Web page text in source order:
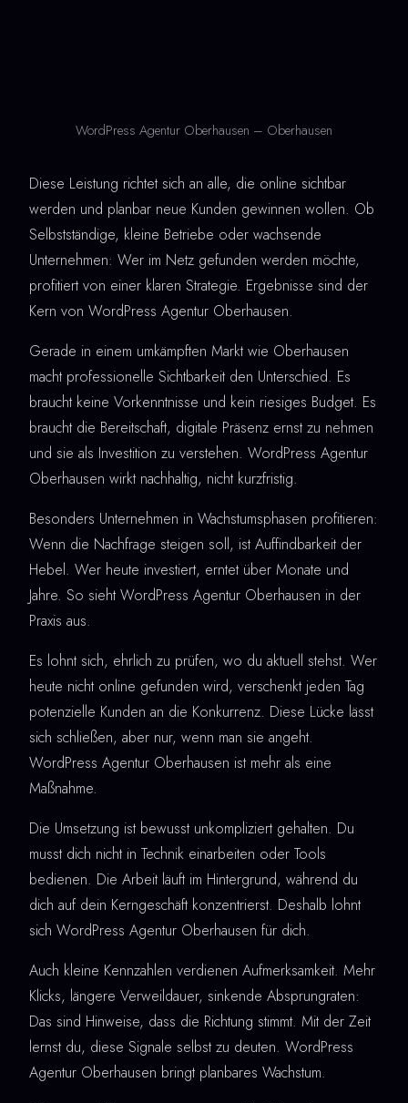
WordPress Agentur Oberhausen – Oberhausen
Diese Leistung richtet sich an alle, die online sichtbar
werden und planbar neue Kunden gewinnen wollen. Ob
Selbstständige, kleine Betriebe oder wachsende
Unternehmen: Wer im Netz gefunden werden möchte,
profitiert von einer klaren Strategie. Ergebnisse sind der
Kern von WordPress Agentur Oberhausen.
Gerade in einem umkämpften Markt wie Oberhausen
macht professionelle Sichtbarkeit den Unterschied. Es
braucht keine Vorkenntnisse und kein riesiges Budget. Es
braucht die Bereitschaft, digitale Präsenz ernst zu nehmen
und sie als Investition zu verstehen. WordPress Agentur
Oberhausen wirkt nachhaltig, nicht kurzfristig.
Besonders Unternehmen in Wachstumsphasen profitieren:
Wenn die Nachfrage steigen soll, ist Auffindbarkeit der
Hebel. Wer heute investiert, erntet über Monate und
Jahre. So sieht WordPress Agentur Oberhausen in der
Praxis aus.
Es lohnt sich, ehrlich zu prüfen, wo du aktuell stehst. Wer
heute nicht online gefunden wird, verschenkt jeden Tag
potenzielle Kunden an die Konkurrenz. Diese Lücke lässt
sich schließen, aber nur, wenn man sie angeht.
WordPress Agentur Oberhausen ist mehr als eine
Maßnahme.
Die Umsetzung ist bewusst unkompliziert gehalten. Du
musst dich nicht in Technik einarbeiten oder Tools
bedienen. Die Arbeit läuft im Hintergrund, während du
dich auf dein Kerngeschäft konzentrierst. Deshalb lohnt
sich WordPress Agentur Oberhausen für dich.
Auch kleine Kennzahlen verdienen Aufmerksamkeit. Mehr
Klicks, längere Verweildauer, sinkende Absprungraten:
Das sind Hinweise, dass die Richtung stimmt. Mit der Zeit
lernst du, diese Signale selbst zu deuten. WordPress
Agentur Oberhausen bringt planbares Wachstum.